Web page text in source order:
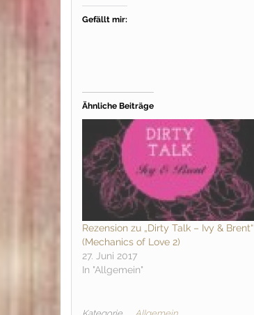
Gefällt mir:
Ähnliche Beiträge
Rezension zu „Dirty Talk – Ivy & Brent“
(Mechanics of Love 2)
27. Juni 2017
In "Allgemein"